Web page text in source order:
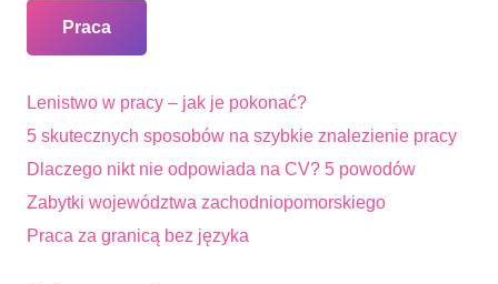
Praca
Lenistwo w pracy – jak je pokonać?
5 skutecznych sposobów na szybkie znalezienie pracy
Dlaczego nikt nie odpowiada na CV? 5 powodów
Zabytki województwa zachodniopomorskiego
Praca za granicą bez języka